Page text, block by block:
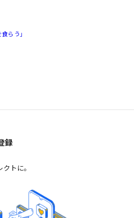
らう」
録
トに。